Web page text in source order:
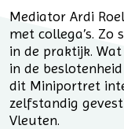
Mediator Ardi
met collega’s. Zo
in de praktijk.
in de
dit Miniportret
zelfstandig
Vleuten.